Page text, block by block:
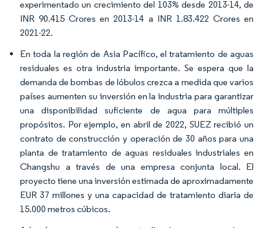
experimentado un crecimiento del 103% desde 2013-14, de
INR 90.415 Crores en 2013-14 a INR 1.83.422 Crores en
2021-22.
En toda la región de Asia Pacífico, el tratamiento de aguas
residuales es otra industria importante. Se espera que la
demanda de bombas de lóbulos crezca a medida que varios
países aumenten su inversión en la industria para garantizar
una disponibilidad suficiente de agua para múltiples
propósitos. Por ejemplo, en abril de 2022, SUEZ recibió un
contrato de construcción y operación de 30 años para una
planta de tratamiento de aguas residuales industriales en
Changshu a través de una empresa conjunta local. El
proyecto tiene una inversión estimada de aproximadamente
EUR 37 millones y una capacidad de tratamiento diaria de
15.000 metros cúbicos.